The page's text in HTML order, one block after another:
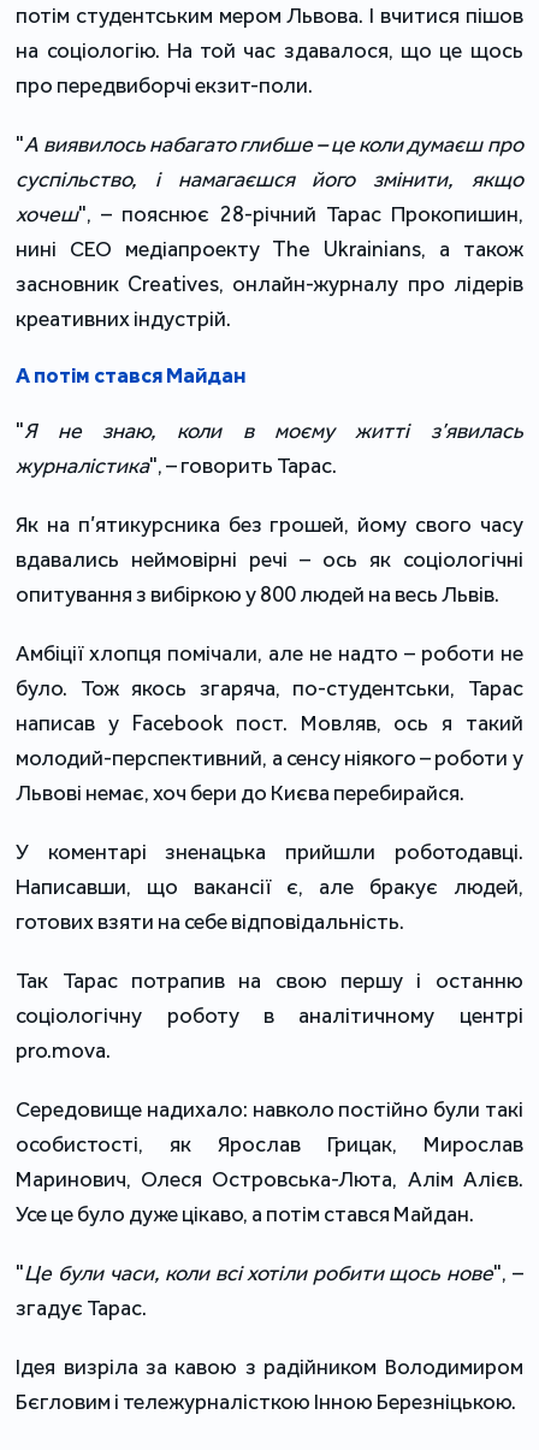
потім студентським мером Львова. І вчитися пішов
на соціологію. На той час здавалося, що це щось
про передвиборчі екзит-поли.
"А виявилось набагато глибше – це коли думаєш про
суспільство, і намагаєшся його змінити, якщо
хочеш", – пояснює 28-річний Тарас Прокопишин,
нині СЕО медіапроекту The Ukrainians, а також
засновник Creatives, онлайн-журналу про лідерів
креативних індустрій.
А потім стався Майдан
"Я не знаю, коли в моєму житті з’явилась
журналістика", – говорить Тарас.
Як на п’ятикурсника без грошей, йому свого часу
вдавались неймовірні речі – ось як соціологічні
опитування з вибіркою у 800 людей на весь Львів.
Амбіції хлопця помічали, але не надто – роботи не
було. Тож якось згаряча, по-студентськи, Тарас
написав у Facebook пост. Мовляв, ось я такий
молодий-перспективний, а сенсу ніякого – роботи у
Львові немає, хоч бери до Києва перебирайся.
У коментарі зненацька прийшли роботодавці.
Написавши, що вакансії є, але бракує людей,
готових взяти на себе відповідальність.
Так Тарас потрапив на свою першу і останню
соціологічну роботу в аналітичному центрі
pro.mova.
Середовище надихало: навколо постійно були такі
особистості, як Ярослав Грицак, Мирослав
Маринович, Олеся Островська-Люта, Алім Алієв.
Усе це було дуже цікаво, а потім стався Майдан.
"Це були часи, коли всі хотіли робити щось нове", –
згадує Тарас.
Ідея визріла за кавою з радійником Володимиром
Бєгловим і тележурналісткою Інною Березніцькою.